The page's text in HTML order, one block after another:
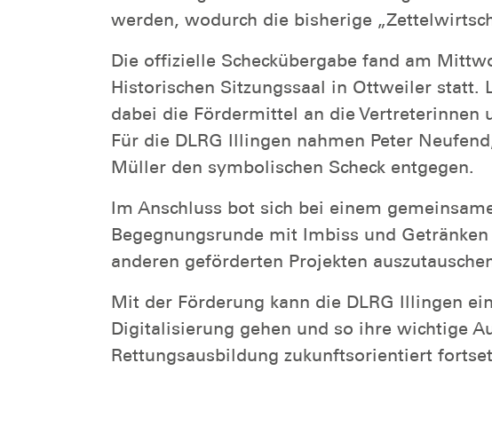
werden, wodurch die bisherige
Die offizielle Scheckübergabe fand am
Historischen Sitzungssaal in Ottweiler statt.
dabei die Fördermittel an die Vertreterinnen
Für die DLRG Illingen nahmen Peter
Müller den symbolischen Scheck entgegen.
Im Anschluss bot sich bei einem
Begegnungsrunde mit Imbiss und
anderen geförderten Projekten
Mit der Förderung kann die DLRG Illingen
Digitalisierung gehen und so ihre wichtige
Rettungsausbildung zukunftsorientiert